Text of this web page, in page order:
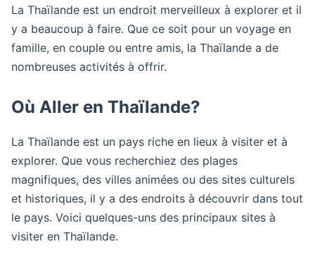
La Thaïlande est un endroit merveilleux à explorer et il
y a beaucoup à faire. Que ce soit pour un voyage en
famille, en couple ou entre amis, la Thaïlande a de
nombreuses activités à offrir.
Où Aller en Thaïlande?
La Thaïlande est un pays riche en lieux à visiter et à
explorer. Que vous recherchiez des plages
magnifiques, des villes animées ou des sites culturels
et historiques, il y a des endroits à découvrir dans tout
le pays. Voici quelques-uns des principaux sites à
visiter en Thaïlande.